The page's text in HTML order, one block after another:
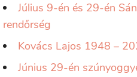
Július 9-én és 29-én
rendőrség
Kovács Lajos 1948 –
Június 29-én